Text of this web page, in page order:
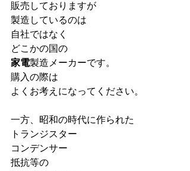
販売しておりますが
製造しているのは
自社ではなく
どこかの国の
家電製造メーカーです。
購入の際は
よくお考えになってください。
一方、昭和の時代に作られた
トランジスター
コンデンサー
抵抗等の